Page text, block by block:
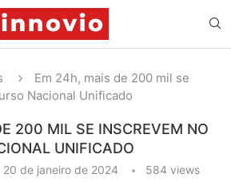
Em 24h, mais de 200 mil se
Nacional Unificado
200 MIL SE INSCREVEM NO
UNIFICADO
20 de janeiro de 2024 584 views